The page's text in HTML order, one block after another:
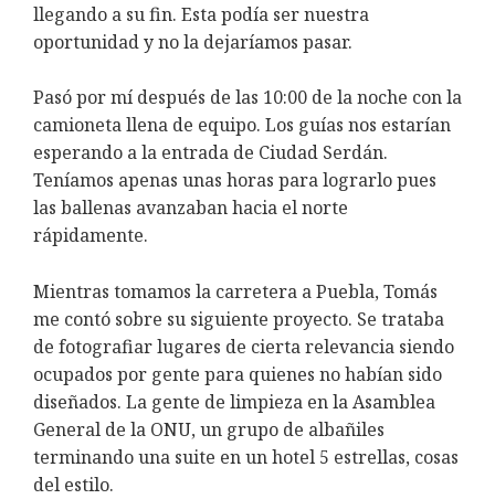
llegando a su fin. Esta podía ser nuestra
oportunidad y no la dejaríamos pasar.
Pasó por mí después de las 10:00 de la noche con la
camioneta llena de equipo. Los guías nos estarían
esperando a la entrada de Ciudad Serdán.
Teníamos apenas unas horas para lograrlo pues
las ballenas avanzaban hacia el norte
rápidamente.
Mientras tomamos la carretera a Puebla, Tomás
me contó sobre su siguiente proyecto. Se trataba
de fotografiar lugares de cierta relevancia siendo
ocupados por gente para quienes no habían sido
diseñados. La gente de limpieza en la Asamblea
General de la ONU, un grupo de albañiles
terminando una suite en un hotel 5 estrellas, cosas
del estilo.